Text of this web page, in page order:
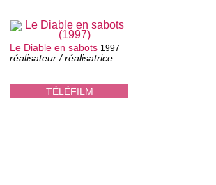
TÉLÉFILM
Le Diable en sabots 1997
réalisateur / réalisatrice